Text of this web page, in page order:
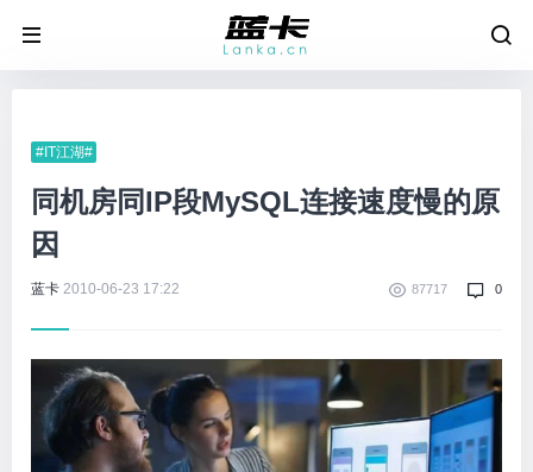
#IT江湖#
同机房同IP段MySQL连接速度慢的原
因
蓝卡 2010-06-23 17:22 87717 0